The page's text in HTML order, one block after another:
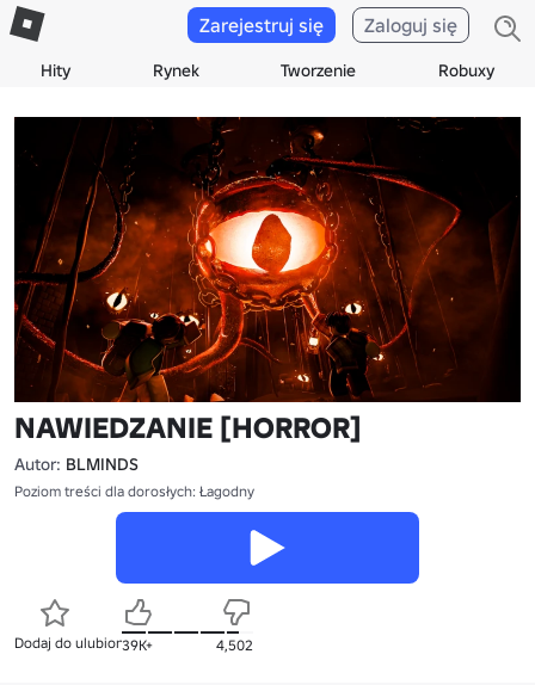
Hity Rynek Tworzenie Robuxy
Zarejestruj się Zaloguj się
NAWIEDZANIE [HORROR]
Autor: BLMINDS
Poziom treści dla dorosłych: Łagodny
Dodaj do ulubionych
39K+ 4,502